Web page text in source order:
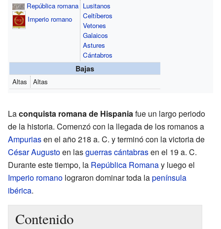
República romana
Imperio romano
Lusitanos
Celtíberos
Vetones
Galaicos
Astures
Cántabros
Bajas
Altas Altas
Laconquista romana de Hispaniafue un largo periodo
de la historia. Comenzó con la llegada de los romanos a
Ampuriasen el año 218 a. C. y terminó con la victoria de
César Augustoen lasguerras cántabrasen el 19 a. C.
Durante este tiempo, la República Romanay luego el
Imperio romano lograron dominar toda lapenínsula
ibérica.
Contenido